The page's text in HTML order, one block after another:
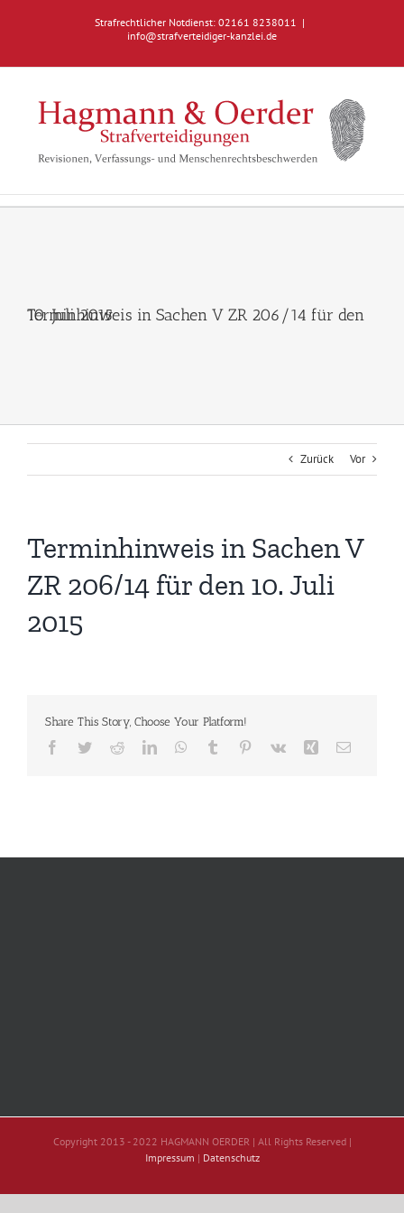
Strafrechtlicher Notdienst: 02161 8238011 |
info@strafverteidiger-kanzlei.de
Terminhinweis in Sachen V ZR 206/14 für den 10. Juli 2015
Zurück Vor
Terminhinweis in Sachen V
ZR 206/14 für den 10. Juli
2015
Share This Story, Choose Your Platform!
Facebook
TwitterRedditLinkedInWhatsApp
Tumblr Pinterest
Vk Xing E-
Copyright 2013 - 2022 HAGMANN OERDER | All Rights Reserved |
Impressum | Datenschutz